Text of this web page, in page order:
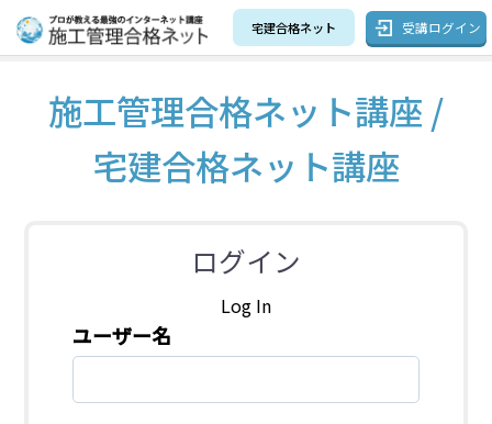
宅建合格ネット 受講ログイン
施工管理合格ネット講座 /
宅建合格ネット講座
ログイン
Log In
ユーザー名